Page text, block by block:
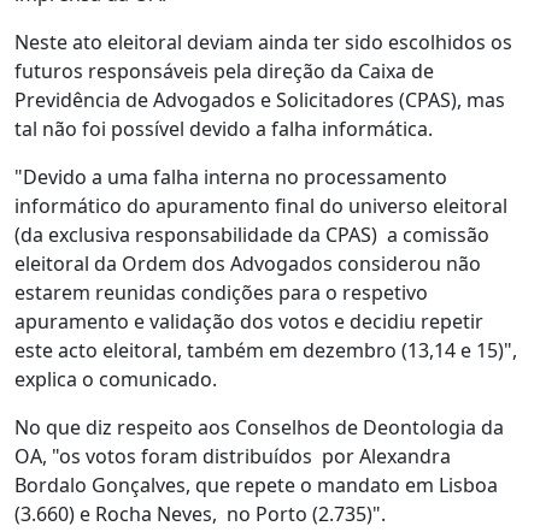
Neste ato eleitoral deviam ainda ter sido escolhidos os
futuros responsáveis pela direção da Caixa de
Previdência de Advogados e Solicitadores (CPAS), mas
tal não foi possível devido a falha informática.
"Devido a uma falha interna no processamento
informático do apuramento final do universo eleitoral
(da exclusiva responsabilidade da CPAS) a comissão
eleitoral da Ordem dos Advogados considerou não
estarem reunidas condições para o respetivo
apuramento e validação dos votos e decidiu repetir
este acto eleitoral, também em dezembro (13,14 e 15)",
explica o comunicado.
No que diz respeito aos Conselhos de Deontologia da
OA, "os votos foram distribuídos por Alexandra
Bordalo Gonçalves, que repete o mandato em Lisboa
(3.660) e Rocha Neves, no Porto (2.735)".